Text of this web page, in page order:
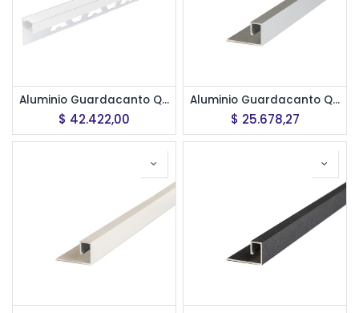
Aluminio Guardacanto Quadra LED Rev 17 x 10,6 mm x 2,75 m - Cromo mate
$ 42.422,00
Aluminio Guardacanto Quadra Rev 8 x 14 mm x 2,75 m-Cromo mate
$ 25.678,27